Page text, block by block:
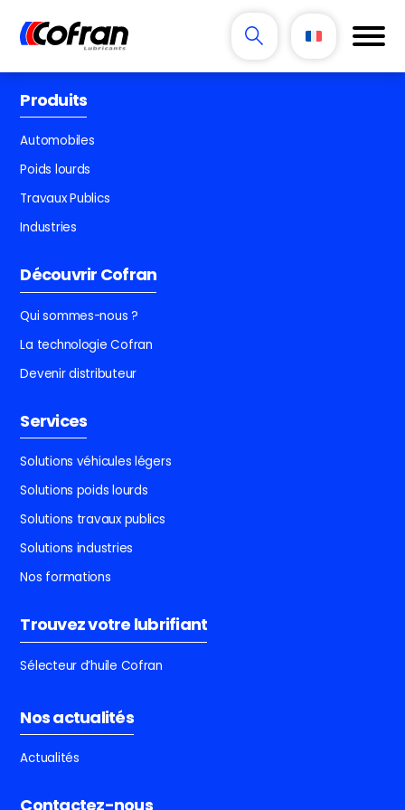
Produits
Automobiles
Poids lourds
Travaux Publics
Industries
Découvrir Cofran
Qui sommes-nous ?
La technologie Cofran
Devenir distributeur
Services
Solutions véhicules légers
Solutions poids lourds
Solutions travaux publics
Solutions industries
Nos formations
Trouvez votre lubrifiant
Sélecteur d’huile Cofran
Nos actualités
Actualités
Contactez-nous